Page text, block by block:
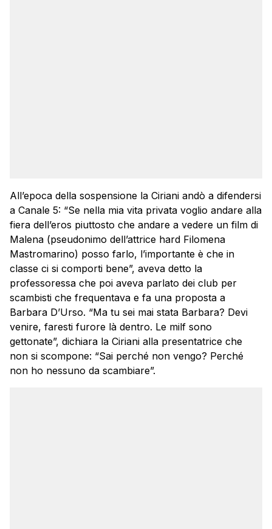
All’epoca della sospensione la Ciriani andò a difendersi
a Canale 5: “Se nella mia vita privata voglio andare alla
fiera dell’eros piuttosto che andare a vedere un film di
Malena (pseudonimo dell’attrice hard Filomena
Mastromarino) posso farlo, l’importante è che in
classe ci si comporti bene”, aveva detto la
professoressa che poi aveva parlato dei club per
scambisti che frequentava e fa una proposta a
Barbara D’Urso. “Ma tu sei mai stata Barbara? Devi
venire, faresti furore là dentro. Le milf sono
gettonate”, dichiara la Ciriani alla presentatrice che
non si scompone: “Sai perché non vengo? Perché
non ho nessuno da scambiare”.